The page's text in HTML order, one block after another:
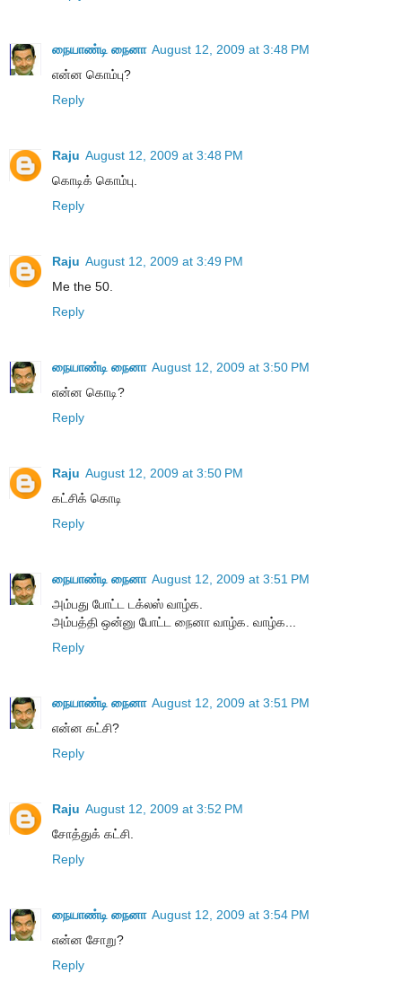
நையாண்டி நைனா August 12, 2009 at 3:48 PM
என்ன கொம்பு?
Reply
Raju August 12, 2009 at 3:48 PM
கொடிக் கொம்பு.
Reply
Raju August 12, 2009 at 3:49 PM
Me the 50.
Reply
நையாண்டி நைனா August 12, 2009 at 3:50 PM
என்ன கொடி?
Reply
Raju August 12, 2009 at 3:50 PM
கட்சிக் கொடி
Reply
நையாண்டி நைனா August 12, 2009 at 3:51 PM
அம்பது போட்ட டக்லஸ் வாழ்க.
அம்பத்தி ஒன்னு போட்ட நைனா வாழ்க. வாழ்க...
Reply
நையாண்டி நைனா August 12, 2009 at 3:51 PM
என்ன கட்சி?
Reply
Raju August 12, 2009 at 3:52 PM
சோத்துக் கட்சி.
Reply
நையாண்டி நைனா August 12, 2009 at 3:54 PM
என்ன சோறு?
Reply